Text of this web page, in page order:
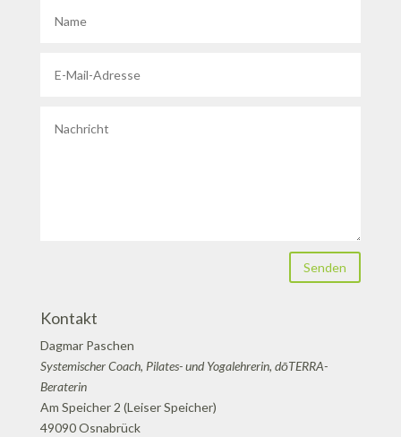
Senden
Kontakt
Dagmar Paschen
Systemischer Coach, Pilates- und Yogalehrerin, dōTERRA-
Beraterin
Am Speicher 2 (Leiser Speicher)
49090 Osnabrück